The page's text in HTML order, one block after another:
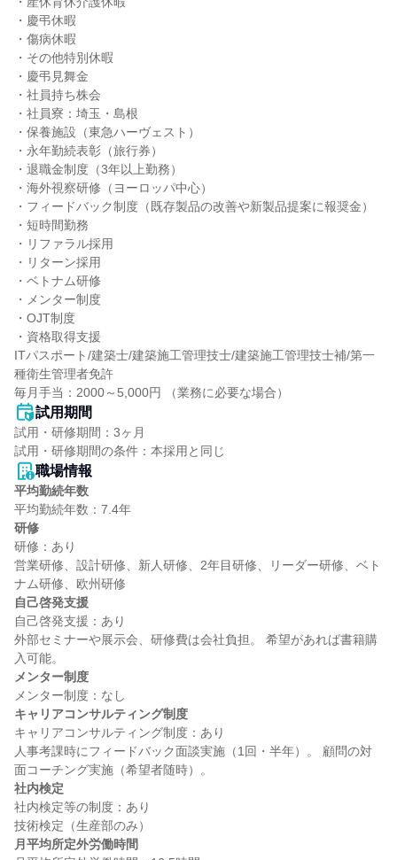
・慶弔休暇
・傷病休暇
・その他特別休暇
・慶弔見舞金
・社員持ち株会
・社員寮：埼玉・島根
・保養施設（東急ハーヴェスト）
・永年勤続表彰（旅行券）
・退職金制度（3年以上勤務）
・海外視察研修（ヨーロッパ中心）
・フィードバック制度（既存製品の改善や新製品提案に報奨金）
・短時間勤務
・リファラル採用
・リターン採用
・ベトナム研修
・メンター制度
・OJT制度
・資格取得支援
ITパスポート/建築士/建築施工管理技士/建築施工管理技士補/第一
種衛生管理者免許
毎月手当：2000～5,000円 （業務に必要な場合）
試用期間
試用・研修期間：3ヶ月
職場情報
平均勤続年数
研修
研修：あり
営業研修、設計研修、新人研修、2年目研修、リーダー研修、ベト
自己啓発支援
自己啓発支援：あり
外部セミナーや展示会、研修費は会社負担。 希望があれば書籍購
メンター制度
キャリアコンサルティング制度
キャリアコンサルティング制度：あり
人事考課時にフィードバック面談実施（1回・半年）。 顧問の対
社内検定
社内検定等の制度：あり
月平均所定外労働時間